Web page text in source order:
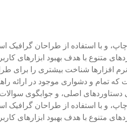
و با استفاده از طراحان
متنوع با هدف بهبود
افزارها شناخت بیشتری را برای
تمام و دشواری موجود در ارائه
و با استفاده از طراحان
متنوع با هدف بهبود